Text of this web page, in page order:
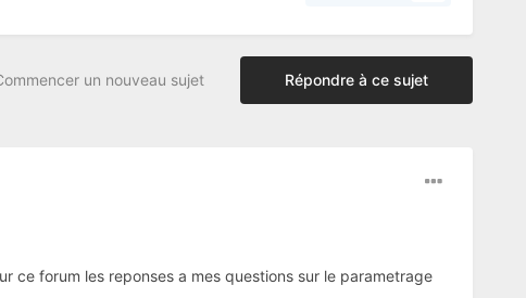
Répondre à ce sujet
un nouveau sujet
ce forum les reponses a mes questions sur le parametrage